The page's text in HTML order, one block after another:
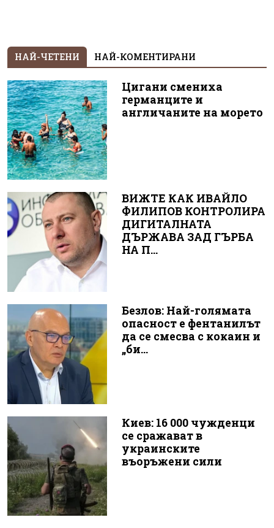
НАЙ-ЧЕТЕНИ НАЙ-КОМЕНТИРАНИ
Цигани смениха
германците и
англичаните на морето
ВИЖТЕ КАК ИВАЙЛО
ФИЛИПОВ КОНТРОЛИРА
ДИГИТАЛНАТА
ДЪРЖАВА ЗАД ГЪРБА
НА П...
Безлов: Най-голямата
опасност е фентанилът
да се смесва с кокаин и
„би...
Киев: 16 000 чужденци
се сражават в
украинските
въоръжени сили